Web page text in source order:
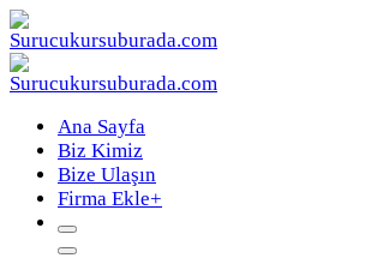
Ana Sayfa
Biz Kimiz
Bize Ulaşın
Firma Ekle+